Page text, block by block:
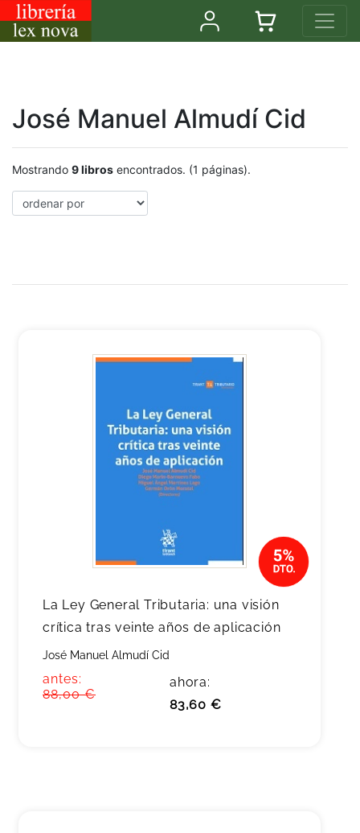
José Manuel Almudí Cid
Mostrando 9 libros encontrados. (1 páginas).
La Ley General Tributaria: una visión
crítica tras veinte años de aplicación
José Manuel Almudí Cid
antes:
88,00 €
ahora:
83,60 €